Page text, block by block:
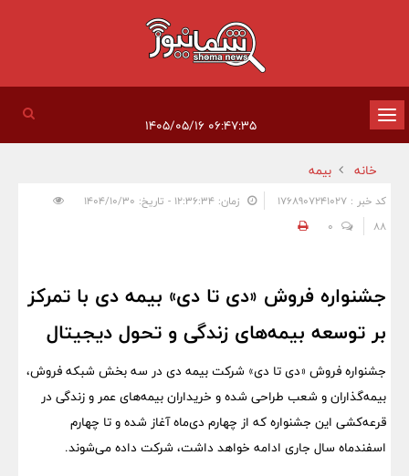
تغییر
وضعیت
ناوبری
۰۶:۴۷:۳۵ ۱۴۰۵/۰۵/۱۶
خانه بیمه
کد خبر : 1768907241027
زمان: ۱۲:۳۶:۳۴ - تاریخ: ۱۴۰۴/۱۰/۳۰
88
0
جشنواره فروش «دی تا دی» بیمه دی با تمرکز
بر توسعه بیمه‌های زندگی و تحول دیجیتال
جشنواره فروش «دی تا دی» شرکت بیمه دی در سه بخش شبکه فروش،
بیمه‌گذاران و شعب طراحی شده و خریداران بیمه‌های عمر و زندگی در
قرعه‌کشی این جشنواره که از چهارم دی‌ماه آغاز شده و تا چهارم
اسفندماه سال جاری ادامه خواهد داشت، شرکت داده‌ می‌شوند.